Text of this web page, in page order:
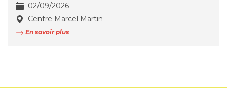
02/09/2026
Centre Marcel Martin
En savoir plus